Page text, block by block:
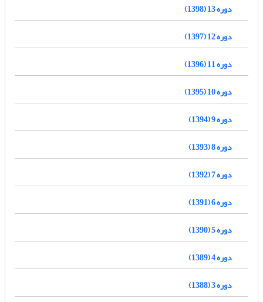
دوره 13 (1398)
دوره 12 (1397)
دوره 11 (1396)
دوره 10 (1395)
دوره 9 (1394)
دوره 8 (1393)
دوره 7 (1392)
دوره 6 (1391)
دوره 5 (1390)
دوره 4 (1389)
دوره 3 (1388)